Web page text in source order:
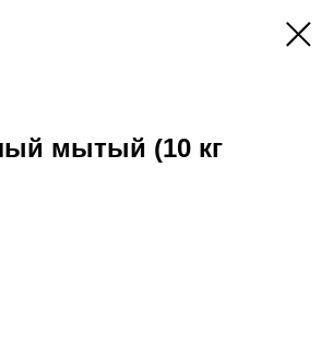
мытый (10 кг